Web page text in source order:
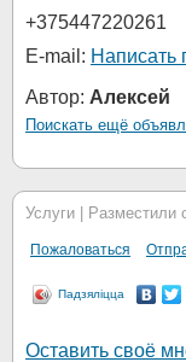
+375447220261
E-mail: Написать
Автор: Алексей
Поискать ещё
Услуги | Разместили
Пожаловаться
Падзяліцца
Оставить своё